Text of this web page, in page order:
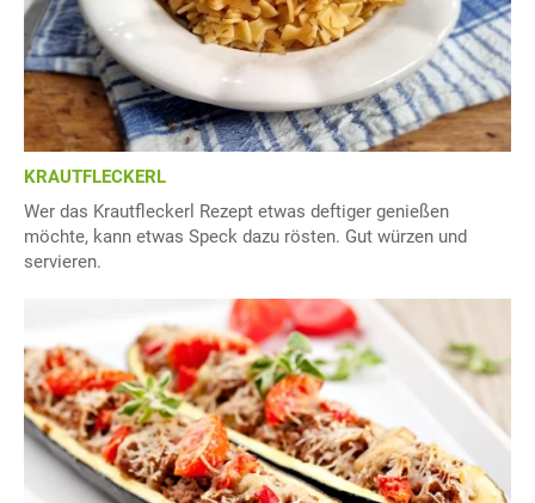
KRAUTFLECKERL
Wer das Krautfleckerl Rezept etwas deftiger genießen
möchte, kann etwas Speck dazu rösten. Gut würzen und
servieren.